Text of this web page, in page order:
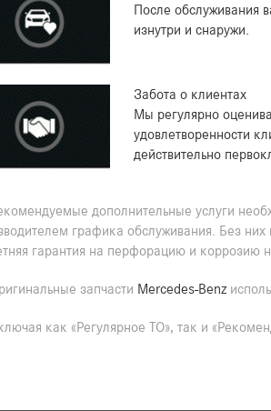
После обслуживания
изнутри и снаружи.
Забота о клиентах
Мы регулярно
удовлетворенности
действительно
дополнительные услуги
графика обслуживания. Без
гарантия на перфорацию и коррозию
запчасти Mercedes-Benz
как «Регулярное ТО», так и